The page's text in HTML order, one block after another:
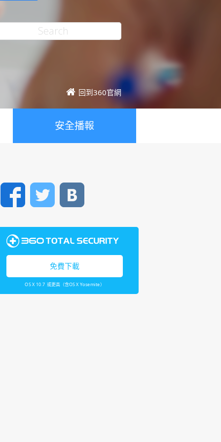
回到360官網
安全播報
FacebookTwitter
免費下載
OS X 10.7 或更高（含OS X Yosemite）